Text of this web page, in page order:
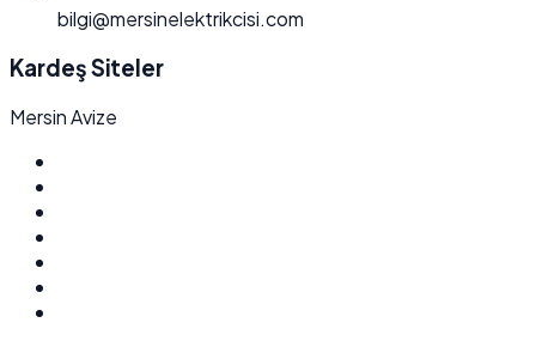
bilgi@mersinelektrikcisi.com
Kardeş Siteler
Mersin Avize